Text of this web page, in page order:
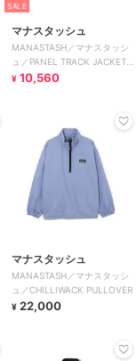
SALE
マナスタッシュ
MANASTASH／マナスタッシ
ュ／PANEL TRACK JACKET／
パネルトラックジャケット
¥ 10,560
マナスタッシュ
MANASTASH／マナスタッシ
ュ／CHILLIWACK PULLOVER
¥ 22,000